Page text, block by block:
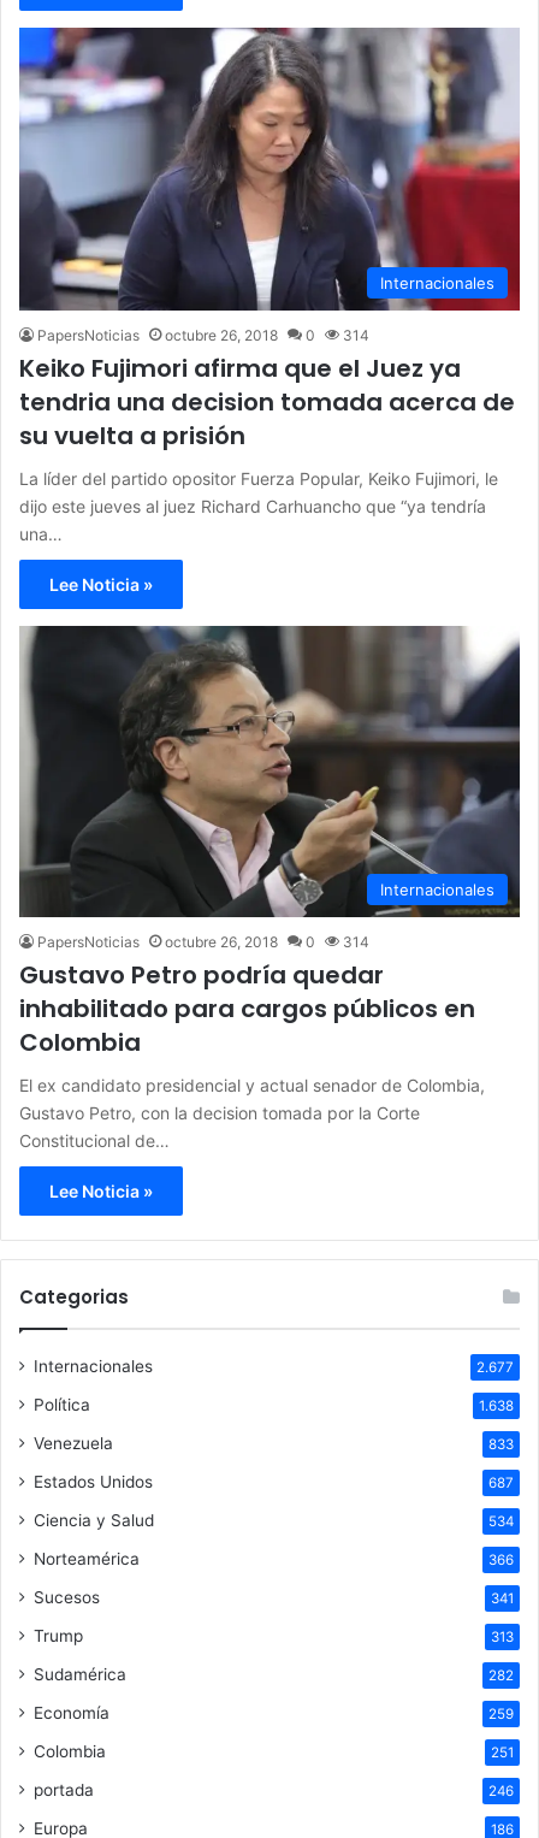
Internacionales
PapersNoticias octubre 26, 2018 0 314
Keiko Fujimori afirma que el Juez ya
tendria una decision tomada acerca de
su vuelta a prisión
La líder del partido opositor Fuerza Popular, Keiko Fujimori, le
dijo este jueves al juez Richard Carhuancho que “ya tendría
una…
Lee Noticia »
Internacionales
PapersNoticias octubre 26, 2018 0 314
Gustavo Petro podría quedar
inhabilitado para cargos públicos en
Colombia
El ex candidato presidencial y actual senador de Colombia,
Gustavo Petro, con la decision tomada por la Corte
Constitucional de…
Lee Noticia »
Categorias
Internacionales 2.677
Política 1.638
Venezuela 833
Estados Unidos 687
Ciencia y Salud 534
Norteamérica 366
Sucesos 341
Trump 313
Sudamérica 282
Economía 259
Colombia 251
portada 246
Europa 186